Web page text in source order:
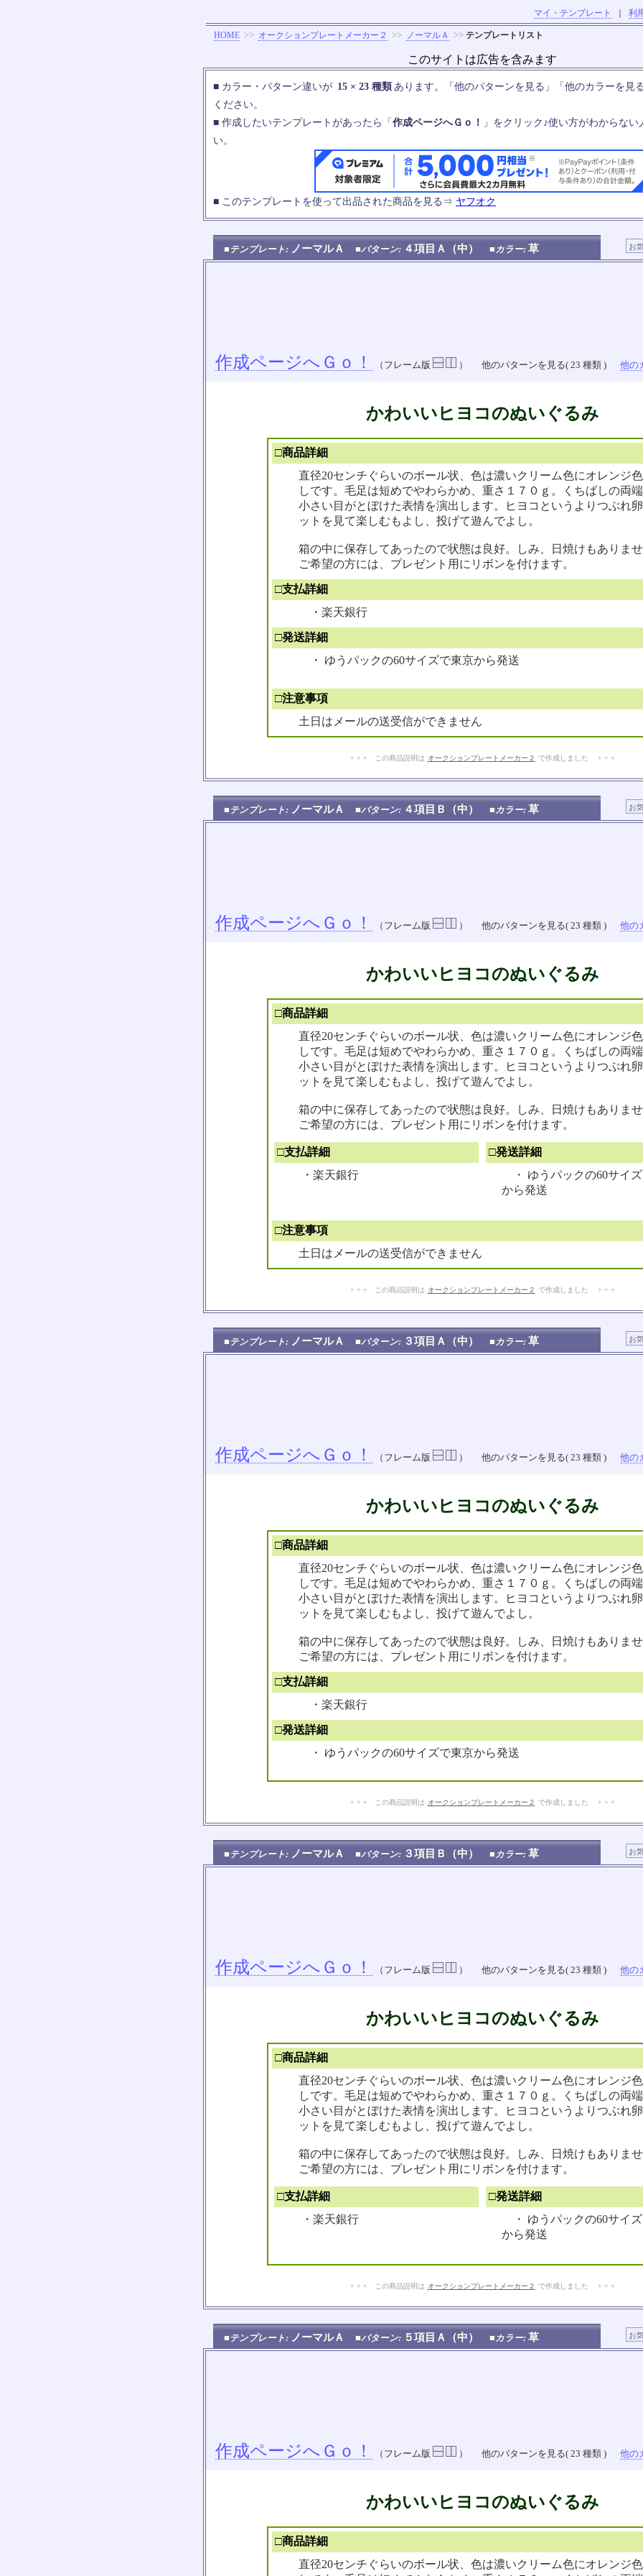
マイ・テンプレート 利
HOME >> オークションプレートメーカー２ >> ノーマルＡ >> テンプレートリスト
このサイトは広告を含みます
■ カラー・パターン違いが 15 × 23 種類 あります。「他のパターンを見る」「他のカラーを見
ください。
■ 作成したいテンプレートがあったら「 作成ページへＧｏ！
」をクリック♪使い方がわからな
い。
■ このテンプレートを使って出品された商品を見る⇒ ヤフオク
■テンプレート: ノーマルＡ ■パターン: ４項目Ａ（中） ■カラー: 草
作成ページへＧｏ！ （フレーム版 ） 他のパターンを見る( 23 種類 ) 他の
かわいいヒヨコのぬいぐるみ
□商品詳細
直径20センチぐらいのボール状、色は濃いクリーム色にオレンジ
しです。毛足は短めでやわらかめ、重さ１７０ｇ。くちばしの両
小さい目がとぼけた表情を演出します。ヒヨコというよりつぶれ
ットを見て楽しむもよし、投げて遊んでよし。
箱の中に保存してあったので状態は良好。しみ、日焼けもありま
ご希望の方には、プレゼント用にリボンを付けます。
□支払詳細
・楽天銀行
□発送詳細
・ ゆうパックの60サイズで東京から発送
□注意事項
土日はメールの送受信ができません
+ + + この商品説明は オークションプレートメーカー２ で作成しました + + +
■テンプレート: ノーマルＡ ■パターン: ４項目Ｂ（中） ■カラー: 草
作成ページへＧｏ！ （フレーム版 ） 他のパターンを見る( 23 種類 ) 他の
かわいいヒヨコのぬいぐるみ
□商品詳細
直径20センチぐらいのボール状、色は濃いクリーム色にオレンジ
しです。毛足は短めでやわらかめ、重さ１７０ｇ。くちばしの両
小さい目がとぼけた表情を演出します。ヒヨコというよりつぶれ
ットを見て楽しむもよし、投げて遊んでよし。
箱の中に保存してあったので状態は良好。しみ、日焼けもありま
ご希望の方には、プレゼント用にリボンを付けます。
□支払詳細
・楽天銀行
□発送詳細
・ ゆうパックの60サイ
から発送
□注意事項
土日はメールの送受信ができません
+ + + この商品説明は オークションプレートメーカー２ で作成しました + + +
■テンプレート: ノーマルＡ ■パターン: ３項目Ａ（中） ■カラー: 草
作成ページへＧｏ！ （フレーム版 ） 他のパターンを見る( 23 種類 ) 他の
かわいいヒヨコのぬいぐるみ
□商品詳細
直径20センチぐらいのボール状、色は濃いクリーム色にオレンジ
しです。毛足は短めでやわらかめ、重さ１７０ｇ。くちばしの両
小さい目がとぼけた表情を演出します。ヒヨコというよりつぶれ
ットを見て楽しむもよし、投げて遊んでよし。
箱の中に保存してあったので状態は良好。しみ、日焼けもありま
ご希望の方には、プレゼント用にリボンを付けます。
□支払詳細
・楽天銀行
□発送詳細
・ ゆうパックの60サイズで東京から発送
+ + + この商品説明は オークションプレートメーカー２ で作成しました + + +
■テンプレート: ノーマルＡ ■パターン: ３項目Ｂ（中） ■カラー: 草
作成ページへＧｏ！ （フレーム版 ） 他のパターンを見る( 23 種類 ) 他の
かわいいヒヨコのぬいぐるみ
□商品詳細
直径20センチぐらいのボール状、色は濃いクリーム色にオレンジ
しです。毛足は短めでやわらかめ、重さ１７０ｇ。くちばしの両
小さい目がとぼけた表情を演出します。ヒヨコというよりつぶれ
ットを見て楽しむもよし、投げて遊んでよし。
箱の中に保存してあったので状態は良好。しみ、日焼けもありま
ご希望の方には、プレゼント用にリボンを付けます。
□支払詳細
・楽天銀行
□発送詳細
・ ゆうパックの60サイ
から発送
+ + + この商品説明は オークションプレートメーカー２ で作成しました + + +
■テンプレート: ノーマルＡ ■パターン: ５項目Ａ（中） ■カラー: 草
作成ページへＧｏ！ （フレーム版 ） 他のパターンを見る( 23 種類 ) 他の
かわいいヒヨコのぬいぐるみ
□商品詳細
直径20センチぐらいのボール状、色は濃いクリーム色にオレンジ